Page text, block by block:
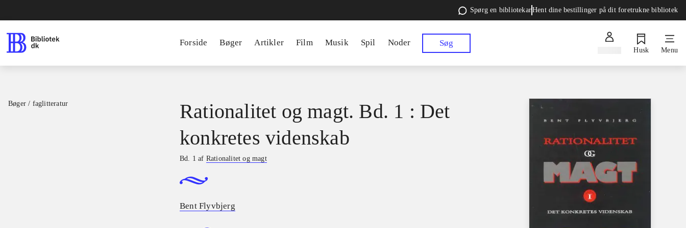
Spørg en bibliotekarHent dine bestillinger på dit foretrukne bibliotek
Forside Bøger Artikler Film Musik Spil Noder Søg
Husk Menu
Bøger / faglitteratur
Rationalitet og magt. Bd. 1 : Det
konkretes videnskab
Bd. 1 af Rationalitet og magt
Bent Flyvbjerg